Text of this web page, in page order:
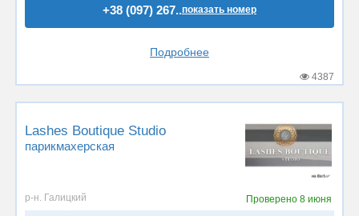
+38 (097) 267..показать номер
Подробнее
4387
Lashes Boutique Studio
парикмахерская
р-н. Галицкий Проверено 8 июня